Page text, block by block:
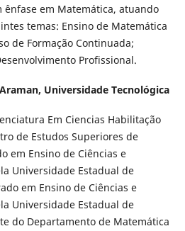
ênfase em Matemática, atuando
temas: Ensino de Matemática
de Formação Continuada;
Profissional.
Universidade Tecnológica
Em Ciencias Habilitação
de Estudos Superiores de
em Ensino de Ciências e
Universidade Estadual de
em Ensino de Ciências e
Universidade Estadual de
do Departamento de Matemática